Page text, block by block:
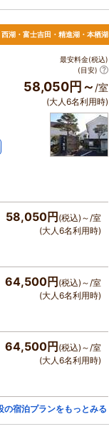
湖・富士吉田・精進湖・本栖湖
最安料金(税込)
(目安)
58,050円～ /室
(大人6名利用時)
58,050円 (税込)～/室
(大人6名利用時)
64,500円 (税込)～/室
(大人6名利用時)
64,500円 (税込)～/室
(大人6名利用時)
の宿泊プランをもっとみる